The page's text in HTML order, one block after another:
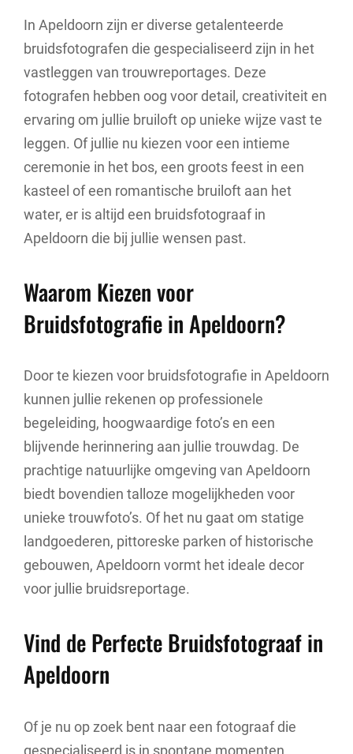
In Apeldoorn zijn er diverse getalenteerde
bruidsfotografen die gespecialiseerd zijn in het
vastleggen van trouwreportages. Deze
fotografen hebben oog voor detail, creativiteit en
ervaring om jullie bruiloft op unieke wijze vast te
leggen. Of jullie nu kiezen voor een intieme
ceremonie in het bos, een groots feest in een
kasteel of een romantische bruiloft aan het
water, er is altijd een bruidsfotograaf in
Apeldoorn die bij jullie wensen past.
Waarom Kiezen voor
Bruidsfotografie in Apeldoorn?
Door te kiezen voor bruidsfotografie in Apeldoorn
kunnen jullie rekenen op professionele
begeleiding, hoogwaardige foto’s en een
blijvende herinnering aan jullie trouwdag. De
prachtige natuurlijke omgeving van Apeldoorn
biedt bovendien talloze mogelijkheden voor
unieke trouwfoto’s. Of het nu gaat om statige
landgoederen, pittoreske parken of historische
gebouwen, Apeldoorn vormt het ideale decor
voor jullie bruidsreportage.
Vind de Perfecte Bruidsfotograaf in
Apeldoorn
Of je nu op zoek bent naar een fotograaf die
gespecialiseerd is in spontane momenten,